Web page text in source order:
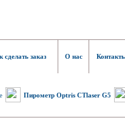
сделать заказ О нас
Пирометр Optris CTlaser G5